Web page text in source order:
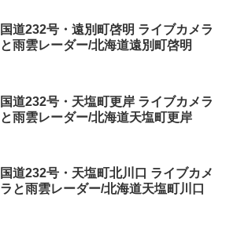
国道232号・遠別町啓明 ライブカメラ
と雨雲レーダー/北海道遠別町啓明
国道232号・天塩町更岸 ライブカメラ
と雨雲レーダー/北海道天塩町更岸
国道232号・天塩町北川口 ライブカメ
ラと雨雲レーダー/北海道天塩町川口